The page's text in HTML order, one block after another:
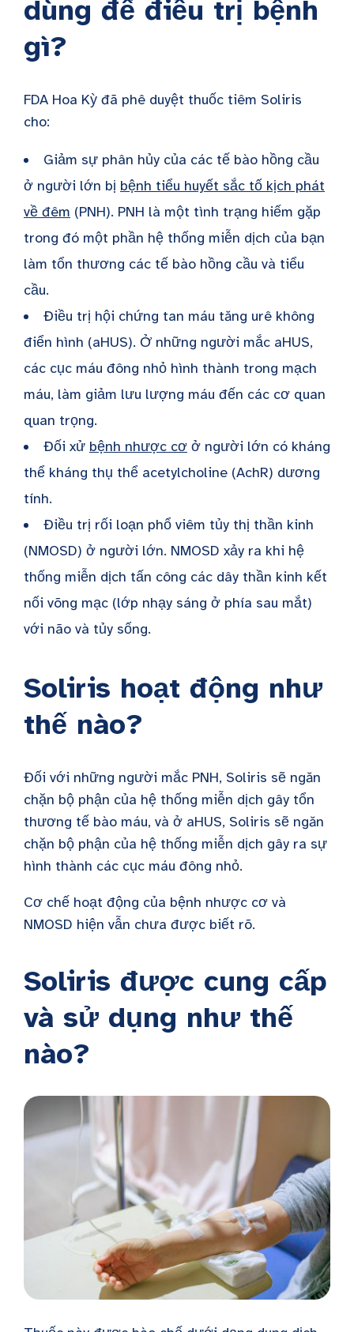
dùng để điều trị bệnh
gì?
FDA Hoa Kỳ đã phê duyệt thuốc tiêm Soliris
cho:
Giảm sự phân hủy của các tế bào hồng cầu
ở người lớn bị bệnh tiểu huyết sắc tố kịch phát
về đêm (PNH). PNH là một tình trạng hiếm gặp
trong đó một phần hệ thống miễn dịch của bạn
làm tổn thương các tế bào hồng cầu và tiểu
cầu.
Điều trị hội chứng tan máu tăng urê không
điển hình (aHUS). Ở những người mắc aHUS,
các cục máu đông nhỏ hình thành trong mạch
máu, làm giảm lưu lượng máu đến các cơ quan
quan trọng.
Đối xử bệnh nhược cơ ở người lớn có kháng
thể kháng thụ thể acetylcholine (AchR) dương
tính.
Điều trị rối loạn phổ viêm tủy thị thần kinh
(NMOSD) ở người lớn. NMOSD xảy ra khi hệ
thống miễn dịch tấn công các dây thần kinh kết
nối võng mạc (lớp nhạy sáng ở phía sau mắt)
với não và tủy sống.
Soliris hoạt động như
thế nào?
Đối với những người mắc PNH, Soliris sẽ ngăn
chặn bộ phận của hệ thống miễn dịch gây tổn
thương tế bào máu, và ở aHUS, Soliris sẽ ngăn
chặn bộ phận của hệ thống miễn dịch gây ra sự
hình thành các cục máu đông nhỏ.
Cơ chế hoạt động của bệnh nhược cơ và
NMOSD hiện vẫn chưa được biết rõ.
Soliris được cung cấp
và sử dụng như thế
nào?